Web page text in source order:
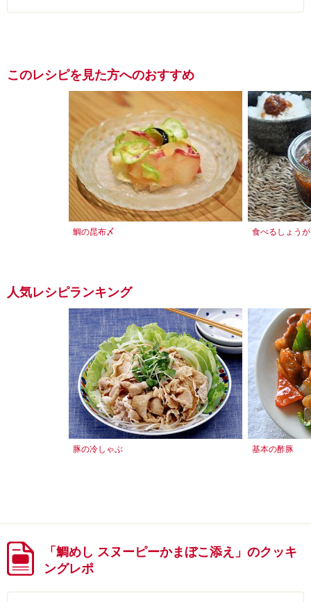
このレシピを見た方へのおすすめ
鯛の昆布〆 食べるしょう
人気レシピランキング
豚の冷しゃぶ 基本の酢豚
「鯛めし スヌーピーかまぼこ添え」のクッキ
ングレポ